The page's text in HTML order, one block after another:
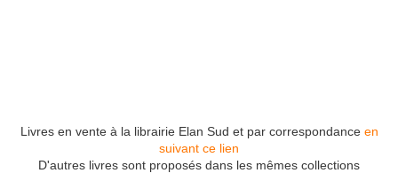
Livres en vente à la librairie Elan Sud et par correspondance en
suivant ce lien
D'autres livres sont proposés dans les mêmes collections